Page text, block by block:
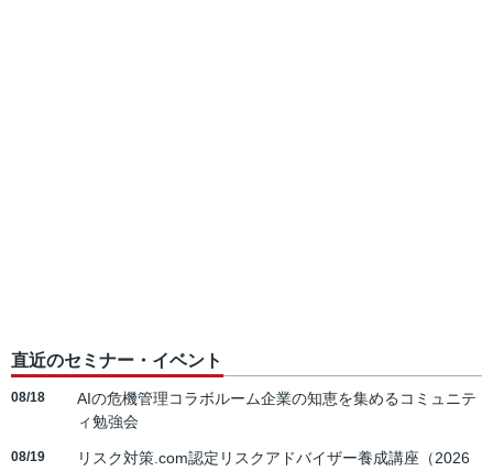
直近のセミナー・イベント
08/18
AIの危機管理コラボルーム企業の知恵を集めるコミュニテ
ィ勉強会
08/19
リスク対策.com認定リスクアドバイザー養成講座（2026